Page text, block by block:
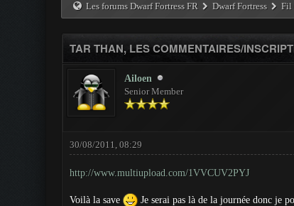
Les forums Dwarf Fortress FR Dwarf Fortress Fil
TAR THAN, LES COMMENTAIRES/
Ailoen
Senior Member
30/08/2011, 08:29
http://www.multiupload.com/1VVCUV2PYJ
Voilà la save Je serai pas là de la journée donc je